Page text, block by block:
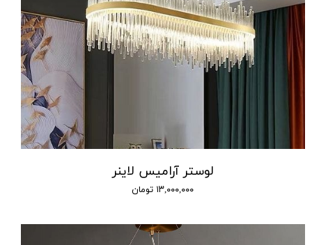
لوستر آرامیس لاینر
۱۳,۰۰۰,۰۰۰ تومان